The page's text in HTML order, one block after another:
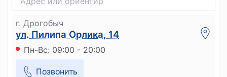
г. Дрогобыч
ул. Пилипа Орлика, 14
Пн-Вс: 09:00 - 20:00
Позвонить